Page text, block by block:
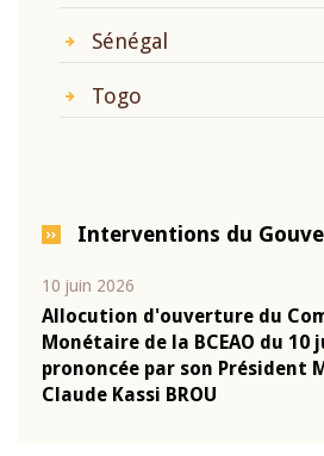
Sénégal
Togo
Interventions du
10 juin 2026
Allocution d'ouverture du
Monétaire de la BCEAO du 10
prononcée par son Président
Claude Kassi BROU